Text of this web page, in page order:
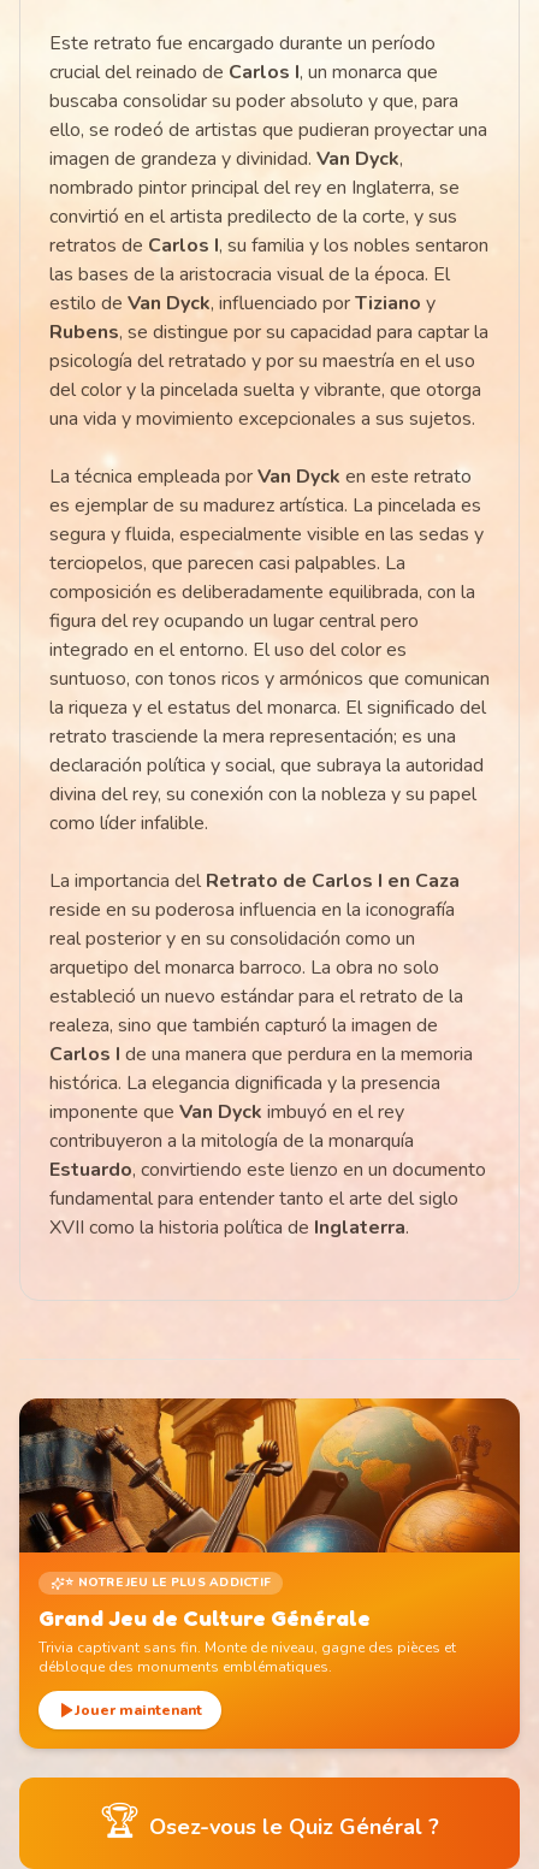
Este retrato fue encargado durante un período
crucial del reinado de Carlos I, un monarca que
buscaba consolidar su poder absoluto y que, para
ello, se rodeó de artistas que pudieran proyectar una
imagen de grandeza y divinidad. Van Dyck,
nombrado pintor principal del rey en Inglaterra, se
convirtió en el artista predilecto de la corte, y sus
retratos de Carlos I, su familia y los nobles sentaron
las bases de la aristocracia visual de la época. El
estilo de Van Dyck, influenciado porTiziano y
Rubens, se distingue por su capacidad para captar la
psicología del retratado y por su maestría en el uso
del color y la pincelada suelta y vibrante, que otorga
una vida y movimiento excepcionales a sus sujetos.
La técnica empleada porVan Dyck en este retrato
es ejemplar de su madurez artística. La pincelada es
segura y fluida, especialmente visible en las sedas y
terciopelos, que parecen casi palpables. La
composición es deliberadamente equilibrada, con la
figura del rey ocupando un lugar central pero
integrado en el entorno. El uso del color es
suntuoso, con tonos ricos y armónicos que comunican
la riqueza y el estatus del monarca. El significado del
retrato trasciende la mera representación; es una
declaración política y social, que subraya la autoridad
divina del rey, su conexión con la nobleza y su papel
como líder infalible.
La importancia delRetrato de Carlos I en Caza
reside en su poderosa influencia en la iconografía
real posterior y en su consolidación como un
arquetipo del monarca barroco. La obra no solo
estableció un nuevo estándar para el retrato de la
realeza, sino que también capturó la imagen de
Carlos I de una manera que perdura en la memoria
histórica. La elegancia dignificada y la presencia
imponente que Van Dyck imbuyó en el rey
contribuyeron a la mitología de la monarquía
Estuardo, convirtiendo este lienzo en un documento
fundamental para entender tanto el arte del siglo
XVII como la historia política de Inglaterra.
⭐ NOTRE JEU LE PLUS ADDICTIF
Grand Jeu de Culture Générale
Trivia captivant sans fin. Monte de niveau, gagne des pièces et
débloque des monuments emblématiques.
Jouer maintenant
🏆 Osez-vous le Quiz Général ?